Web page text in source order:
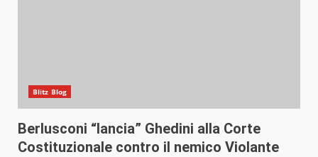
Blitz Blog
Berlusconi “lancia” Ghedini alla Corte
Costituzionale contro il nemico Violante